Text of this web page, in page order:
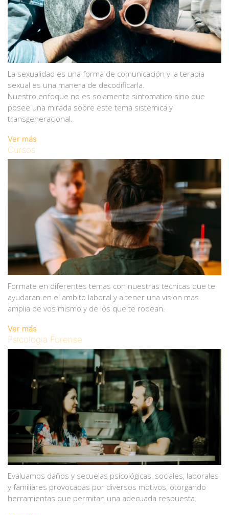
La sexualidad es una forma de comunicación y la terapia
sexual es una manera de decodificarla.
Nuestro enfoque no es solamente sintomatico sino que
posee una mirada sobre este tema sistemica y
transgeneracional.
Ver más
Cursos
Formate en diferentes temas con nuestras tecnicas que te
ayudaran en el ambito laboral y a tener una vision mas
amplia de vos mismo y de los que te rodean.
Ver más
Psicologia Forense
Evaluamos daños y secuelas psicológicas, sociales, laborales
y familiares provocadas por diversos motivos, otorgando
herramientas que permitan una adecuada respuesta.